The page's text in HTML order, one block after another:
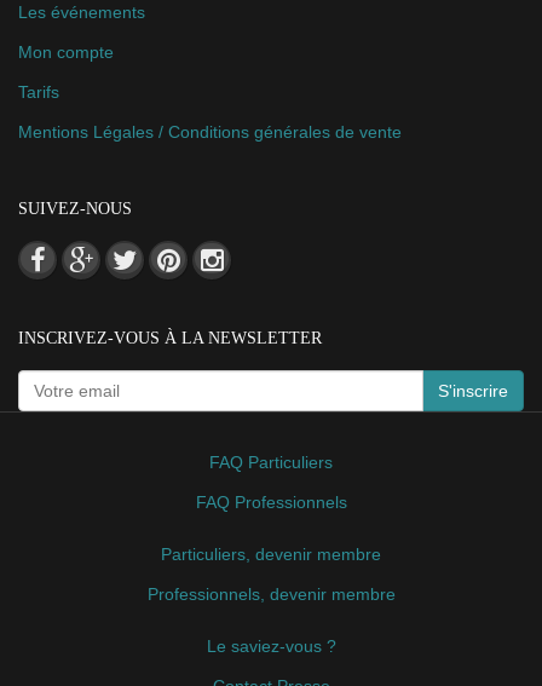
Les événements
Mon compte
Tarifs
Mentions Légales / Conditions générales de vente
SUIVEZ-NOUS
INSCRIVEZ-VOUS À LA NEWSLETTER
S'inscrire
FAQ Particuliers
FAQ Professionnels
Particuliers, devenir membre
Professionnels, devenir membre
Le saviez-vous ?